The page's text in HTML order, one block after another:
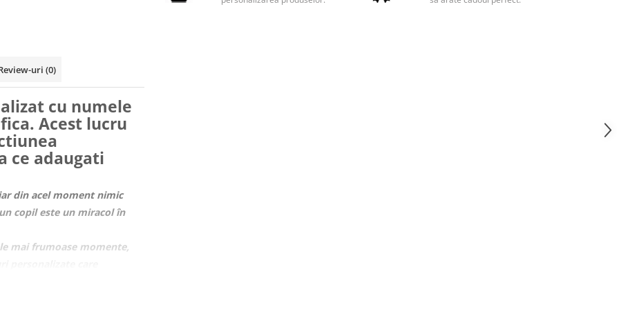
uri (0)
cu numele
Acest lucru
ce adaugati
din acel moment nimic
copil este un miracol în
frumoase momente,